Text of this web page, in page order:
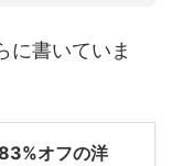
に書いていま
オフの洋